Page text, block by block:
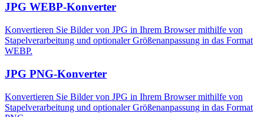
JPG WEBP-Konverter
Konvertieren Sie Bilder von JPG in Ihrem Browser mithilfe von
Stapelverarbeitung und optionaler Größenanpassung in das Format
WEBP.
JPG PNG-Konverter
Konvertieren Sie Bilder von JPG in Ihrem Browser mithilfe von
Stapelverarbeitung und optionaler Größenanpassung in das Format